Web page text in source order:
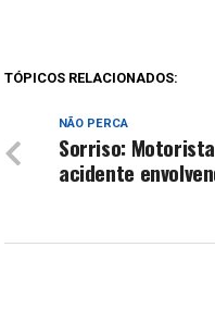
TÓPICOS RELACIONADOS:
NÃO PERCA
Sorriso:
acidente